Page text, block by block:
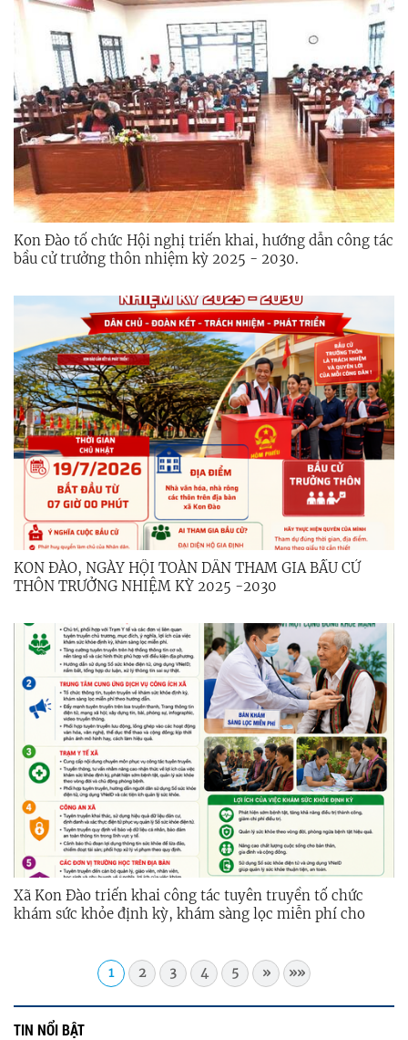
Kon Đào tổ chức Hội nghị triển khai, hướng dẫn công tác
bầu cử trưởng thôn nhiệm kỳ 2025 - 2030.
KON ĐÀO, NGÀY HỘI TOÀN DÂN THAM GIA BẦU CỬ
THÔN TRƯỞNG NHIỆM KỲ 2025 -2030
Xã Kon Đào triển khai công tác tuyên truyền tổ chức
khám sức khỏe định kỳ, khám sàng lọc miễn phí cho
1 2 3 4 5 » »»
TIN NỔI BẬT